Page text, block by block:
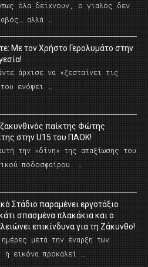
όλα δείχνουν, ο γιαλός δεν
αλλά …
Με τον Χρήστο Γερολυμάτο στην
άρχισε να «ζεσταίνει τις
ενόψει …
παίκτης Φώτης
στην U15 του ΠΑΟΚ!
την «δίνη» της απαξίωσης του
ποδοσφαίρου. …
Στάδιο παραμένει εργοτάξιο
σπασμένα πλακάκια και ο
επικίνδυνα για τη Ζάκυνθο!
μετά την έναρξη των
η εικόνα προκαλεί …